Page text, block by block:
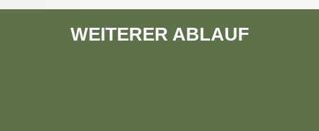
WEITERER ABLAUF